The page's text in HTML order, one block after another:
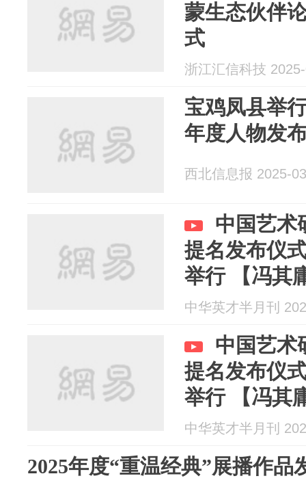
蒙生态伙伴
式
浙江汇信科技
宝鸡凤县举
年度人物发
西北信息报 2025-
中国艺术
提名发布仪
举行 【冯其
中华英才半月刊
中国艺术
提名发布仪
举行 【冯其
中华英才半月刊
2025年度“重温经典”展播作品